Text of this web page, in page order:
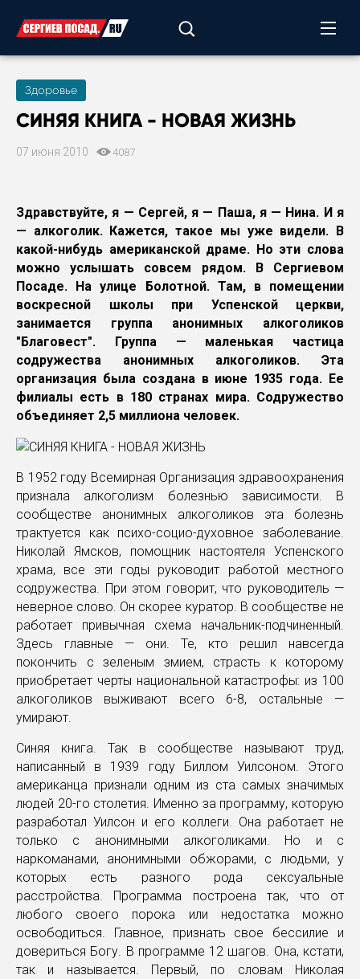
Здоровье
СИНЯЯ КНИГА - НОВАЯ ЖИЗНЬ
07 июня 2010 4087
Здравствуйте, я — Сергей, я — Паша, я — Нина. И я
— алкоголик. Кажется, такое мы уже видели. В
какой-нибудь американской драме. Но эти слова
можно услышать совсем рядом. В Сергиевом
Посаде. На улице Болотной. Там, в помещении
воскресной школы при Успенской церкви,
занимается группа анонимных алкоголиков
"Благовест". Группа — маленькая частица
содружества анонимных алкоголиков. Эта
организация была создана в июне 1935 года. Ее
филиалы есть в 180 странах мира. Содружество
объединяет 2,5 миллиона человек.
В 1952 году Всемирная Организация здравоохранения
признала алкоголизм болезнью зависимости. В
сообществе анонимных алкоголиков эта болезнь
трактуется как психо-социо-духовное заболевание.
Николай Ямсков, помощник настоятеля Успенского
храма, все эти годы руководит работой местного
содружества. При этом говорит, что руководитель —
неверное слово. Он скорее куратор. В сообществе не
работает привычная схема начальник-подчиненный.
Здесь главные — они. Те, кто решил навсегда
покончить с зеленым змием, страсть к которому
приобретает черты национальной катастрофы: из 100
алкоголиков выживают всего 6-8, остальные —
умирают.
Синяя книга. Так в сообществе называют труд,
написанный в 1939 году Биллом Уилсоном. Этого
американца признали одним из ста самых значимых
людей 20-го столетия. Именно за программу, которую
разработал Уилсон и его коллеги. Она работает не
только с анонимными алкоголиками. Но и с
наркоманами, анонимными обжорами, с людьми, у
которых есть разного рода сексуальные
расстройства. Программа построена так, что от
любого своего порока или недостатка можно
освободиться. Главное, признать свое бессилие и
довериться Богу. В программе 12 шагов. Она, кстати,
так и называется. Первый, по словам Николая